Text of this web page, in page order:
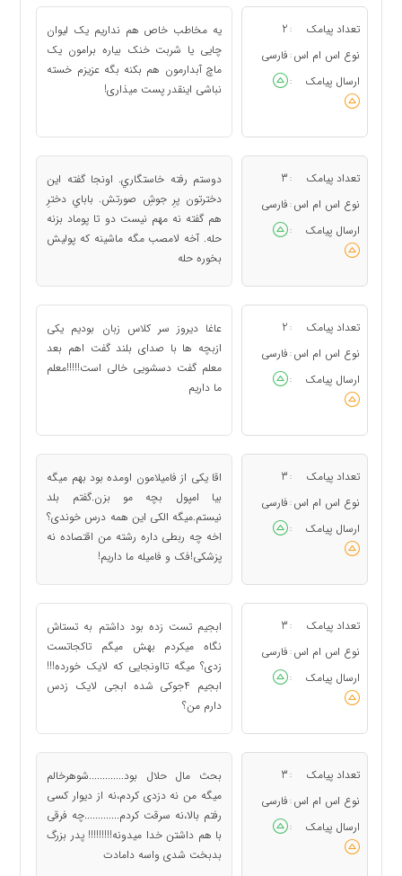
تعداد پیامک :
2
نوع اس ام اس : فارسی
ارسال پیامک
:
یه مخاطب خاص هم نداریم یک لیوان
چایی یا شربت خنک بیاره برامون یک
ماچ آبدارمون هم بکنه بگه عزیزم خسته
نباشی اینقدر پست میذاری!
تعداد پیامک :
3
نوع اس ام اس : فارسی
ارسال پیامک
:
دوستم رفته خاستگاري. اونجا گفته اين
دخترتون پرِ جوشِ صورتش. باباي دخترِ
هم گفته نه مهم نيست دو تا پوماد بزنه
حله. آخه لامصب مگه ماشينه كه پوليش
بخوره حله
تعداد پیامک :
2
نوع اس ام اس : فارسی
ارسال پیامک
:
عاغا دیروز سر کلاس زبان بودیم یکی
ازبچه ها با صدای بلند گفت اهم بعد
معلم گفت دسشویی خالی است!!!!!معلم
ما داریم
تعداد پیامک :
3
نوع اس ام اس : فارسی
ارسال پیامک
:
اقا یکی از فامیلامون اومده بود بهم میگه
بیا امپول بچه مو بزن.گفتم بلد
نیستم.میگه الکی این همه درس خوندی؟
اخه چه ربطی داره رشته من اقتصاده نه
پزشکی!فک و فامیله ما داریم!
تعداد پیامک :
3
نوع اس ام اس : فارسی
ارسال پیامک
:
ابجیم تست زده بود داشتم به تستاش
نگاه میکردم بهش میگم تاکجاتست
زدی؟ میگه تااونجایی که لایک خورده!!!
ابجیم 4جوکی شده ابجی لایک زدس
دارم من؟
تعداد پیامک :
3
نوع اس ام اس : فارسی
ارسال پیامک
:
بحث مال حلال بود.............شوهرخالم
میگه من نه دزدی کردم،نه از دیوار کسی
رفتم بالا،نه سرقت کردم.............چه فرقی
با هم داشتن خدا میدونه!!!!!!!!! پدر بزرگ
بدبخت شدی واسه دامادت